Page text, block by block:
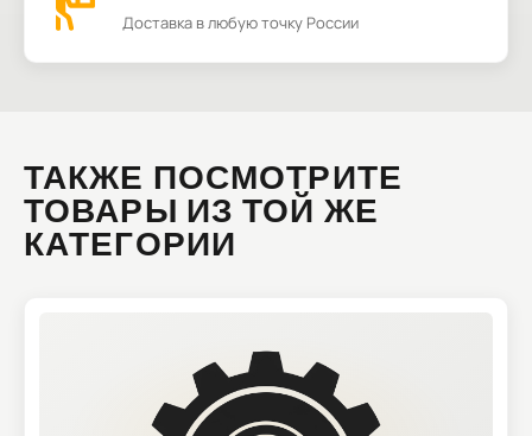
Доставка в любую точку России
ТАКЖЕ ПОСМОТРИТЕ
ТОВАРЫ ИЗ ТОЙ ЖЕ
КАТЕГОРИИ